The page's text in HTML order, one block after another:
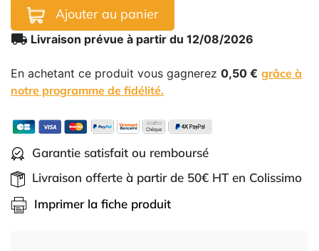
Ajouter au panier
local_shipping Livraison prévue à partir du 12/08/2026
En achetant ce produit vous gagnerez 0,50 € grâce à
notre programme de fidélité.
Garantie satisfait ou remboursé
Livraison offerte à partir de 50€ HT en Colissimo
Imprimer la fiche produit